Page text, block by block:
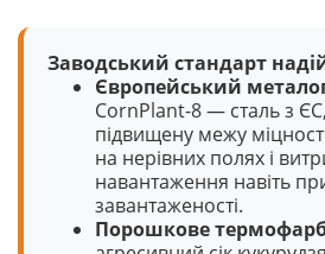
Заводський стандарт
Європейський
CornPlant-8 — сталь з
підвищену межу
на нерівних полях і
навантаження навіть
завантаженості.
Порошкове